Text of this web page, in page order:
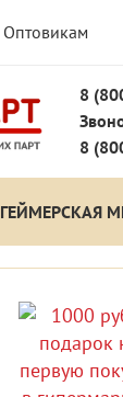
Оптовикам
8
8
ГЕЙМЕРСКАЯ